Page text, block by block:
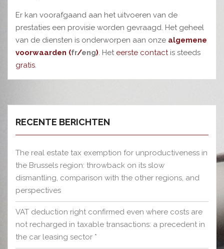
Er kan voorafgaand aan het uitvoeren van de
prestaties een provisie worden gevraagd. Het geheel
van de diensten is onderworpen aan onze algemene
voorwaarden (fr/eng). Heteerste contactis steeds
gratis.
RECENTE BERICHTEN
The real estate tax exemption for unproductiveness in
the Brussels region: throwback on its slow
dismantling, comparison with the other regions, and
perspectives
VAT deduction right confirmed even where costs are
not recharged in taxable transactions: a precedent in
the car leasing sector *